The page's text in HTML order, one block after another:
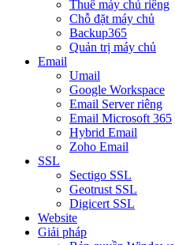
Thuê máy chủ riêng
Chỗ đặt máy chủ
Backup365
Quản trị máy chủ
Email
Umail
Google Workspace
Email Server riêng
Email Microsoft 365
Hybrid Email
Zoho Email
SSL
Sectigo SSL
Geotrust SSL
Digicert SSL
Website
Giải pháp